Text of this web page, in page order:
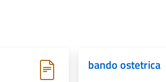
bando ostetrica